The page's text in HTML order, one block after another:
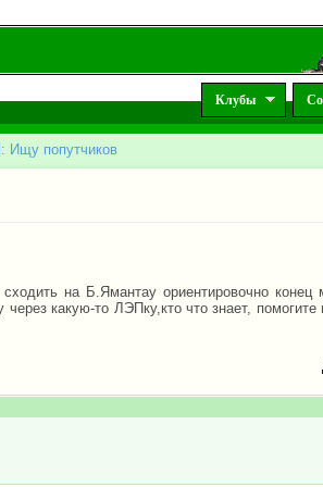
Клубы
Ищу попутчиков
на Б.Ямантау ориентировочно конец
какую-то ЛЭПку,кто что знает,